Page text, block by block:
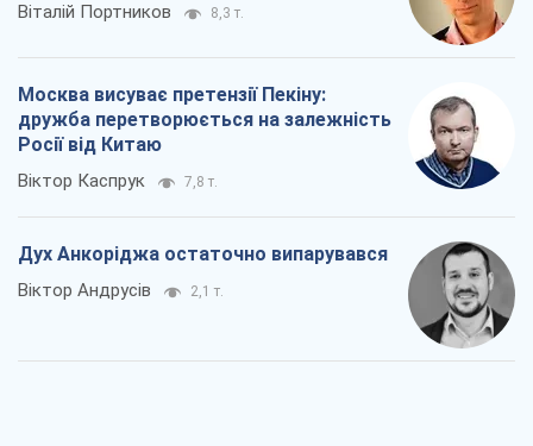
Віталій Портников 8,3 т.
Москва висуває претензії Пекіну:
дружба перетворюється на залежність
Росії від Китаю
Віктор Каспрук 7,8 т.
Дух Анкоріджа остаточно випарувався
Віктор Андрусів 2,1 т.